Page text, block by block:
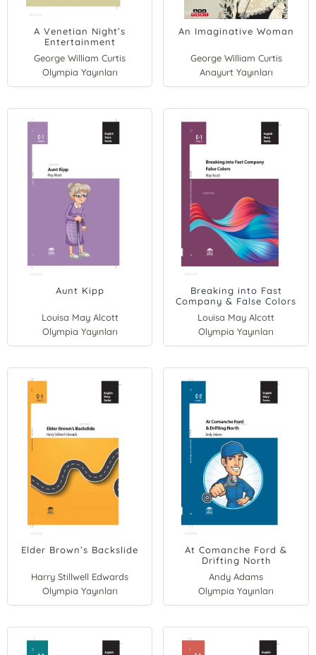
A Venetian Night’s
Entertainment
George William Curtis
Olympia Yayınları
An Imaginative Woman
George William Curtis
Anayurt Yayınları
Aunt Kipp
Louisa May Alcott
Olympia Yayınları
Breaking into Fast
Company & False Colors
Louisa May Alcott
Olympia Yayınları
Elder Brown’s Backslide
Harry Stillwell Edwards
Olympia Yayınları
At Comanche Ford &
Drifting North
Andy Adams
Olympia Yayınları